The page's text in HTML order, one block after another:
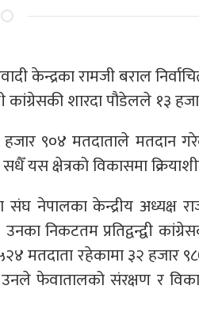
केन्द्रका रामजी बराल
कांग्रेसकी शारदा पौडेलले १३
९०४ मतदाताले मतदान
यस क्षेत्रको विकासमा
नेपालका केन्द्रीय अध्यक्ष
निकटतम प्रतिद्वन्द्वी
मतदाता रहेकामा ३२ हजार
उनले फेवातालको संरक्षण र